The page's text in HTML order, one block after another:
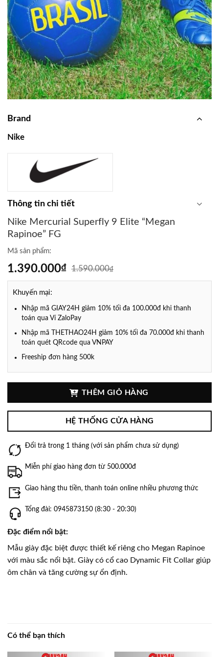
Brand
Nike
Thông tin chi tiết
Nike Mercurial Superfly 9 Elite “Megan
Rapinoe” FG
Mã sản phẩm:
1.590.000₫
1.390.000₫
Khuyến mại:
Nhập mã GIAY24H giảm 10% tối đa 100.000đ khi thanh
toán qua Ví ZaloPay
Nhập mã THETHAO24H giảm 10% tối đa 70.000đ khi thanh
toán quét QRcode qua VNPAY
Freeship đơn hàng 500k
THÊM GIỎ HÀNG
HỆ THỐNG CỬA HÀNG
Đổi trả trong 1 tháng (với sản phẩm chưa sử dụng)
Miễn phí giao hàng đơn từ 500.000đ
Giao hàng thu tiền, thanh toán online nhiều phương thức
Tổng đài: 0945873150 (8:30 - 20:30)
Đặc điểm nổi bật:
Mẫu giày đặc biệt được thiết kế riêng cho Megan Rapinoe
với màu sắc nổi bật. Giày có cổ cao Dynamic Fit Collar giúp
ôm chân và tăng cường sự ổn định.
Có thể bạn thích